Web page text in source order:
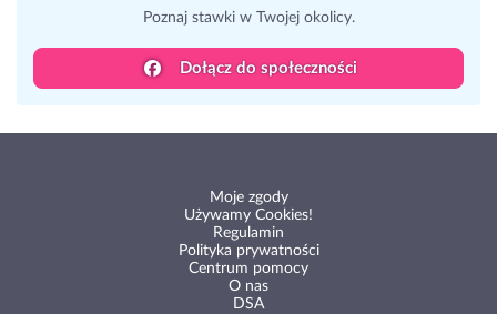
Poznaj stawki w Twojej okolicy.
Dołącz do społeczności
Moje zgody
Używamy Cookies!
Regulamin
Polityka prywatności
Centrum pomocy
O nas
DSA